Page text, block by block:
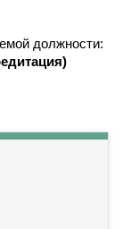
должности: